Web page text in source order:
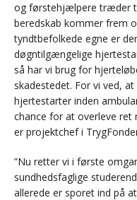
og førstehjælpere træder
beredskab kommer frem
tyndtbefolkede egne er
døgntilgængelige
så har vi brug for
skadestedet. For vi ved,
hjertestarter inden
chance for at overleve ret
er projektchef i
”Nu retter vi i første
sundhedsfaglige
allerede er sporet ind på